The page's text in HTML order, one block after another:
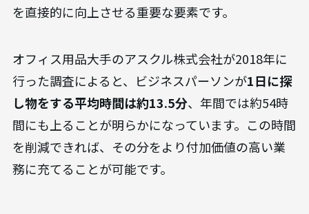
を直接的に向上させる重要な要素です。
オフィス用品大手のアスクル株式会社が2018年に
行った調査によると、ビジネスパーソンが1日に探
し物をする平均時間は約13.5分、年間では約54時
間にも上ることが明らかになっています。この時間
を削減できれば、その分をより付加価値の高い業
務に充てることが可能です。